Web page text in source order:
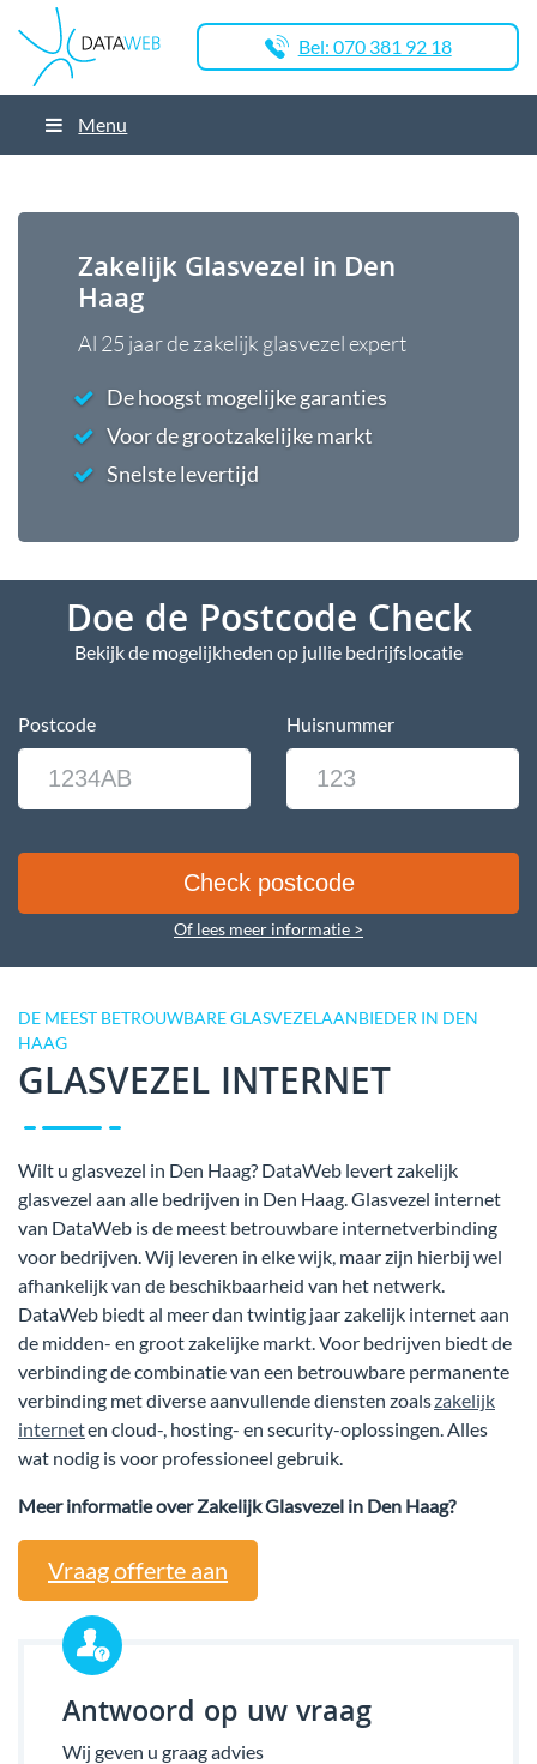
Bel: 070 381 92 18
Menu
Zakelijk Glasvezel in Den
Haag
Al 25 jaar de zakelijk glasvezel expert
De hoogst mogelijke garanties
Voor de grootzakelijke markt
Snelste levertijd
Doe de Postcode Check
Bekijk de mogelijkheden op jullie bedrijfslocatie
Postcode Huisnummer
Of lees meer informatie >
DE MEEST BETROUWBARE GLASVEZELAANBIEDER IN DEN
HAAG
GLASVEZEL INTERNET
Wilt u glasvezel in Den Haag? DataWeb levert zakelijk
glasvezel aan alle bedrijven in Den Haag. Glasvezel internet
van DataWeb is de meest betrouwbare internetverbinding
voor bedrijven. Wij leveren in elke wijk, maar zijn hierbij wel
afhankelijk van de beschikbaarheid van het netwerk.
DataWeb biedt al meer dan twintig jaar zakelijk internet aan
de midden- en groot zakelijke markt. Voor bedrijven biedt de
verbinding de combinatie van een betrouwbare permanente
verbinding met diverse aanvullende diensten zoalszakelijk
interneten cloud-, hosting- en security-oplossingen. Alles
wat nodig is voor professioneel gebruik.
Meer informatie over Zakelijk Glasvezel in Den Haag?
Vraag offerte aan
Antwoord op uw vraag
Wij geven u graag advies